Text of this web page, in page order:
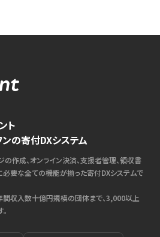
ト
の寄付DXシステム
の作成、オンライン決済、支援者管理、領収書
必要な全ての機能が揃った寄付DXシステムで
収入数十億円規模の団体まで、3,000以上